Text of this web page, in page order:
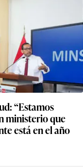
“Estamos
ministerio que
está en el año